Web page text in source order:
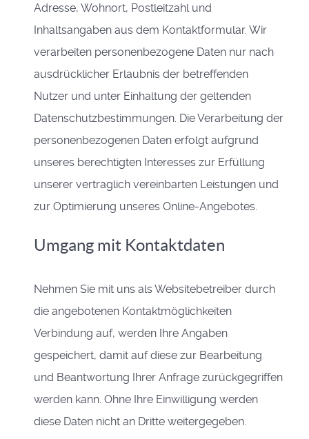
Adresse, Wohnort, Postleitzahl und
Inhaltsangaben aus dem Kontaktformular. Wir
verarbeiten personenbezogene Daten nur nach
ausdrücklicher Erlaubnis der betreffenden
Nutzer und unter Einhaltung der geltenden
Datenschutzbestimmungen. Die Verarbeitung der
personenbezogenen Daten erfolgt aufgrund
unseres berechtigten Interesses zur Erfüllung
unserer vertraglich vereinbarten Leistungen und
zur Optimierung unseres Online-Angebotes.
Umgang mit Kontaktdaten
Nehmen Sie mit uns als Websitebetreiber durch
die angebotenen Kontaktmöglichkeiten
Verbindung auf, werden Ihre Angaben
gespeichert, damit auf diese zur Bearbeitung
und Beantwortung Ihrer Anfrage zurückgegriffen
werden kann. Ohne Ihre Einwilligung werden
diese Daten nicht an Dritte weitergegeben.